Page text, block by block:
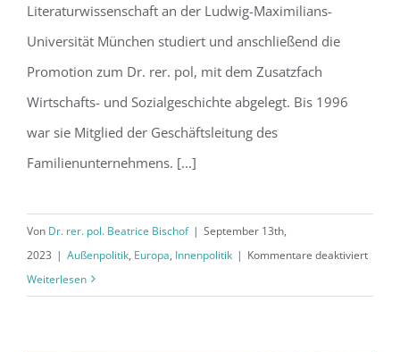
Literaturwissenschaft an der Ludwig-Maximilians-
Universität München studiert und anschließend die
Promotion zum Dr. rer. pol, mit dem Zusatzfach
Wirtschafts- und Sozialgeschichte abgelegt. Bis 1996
war sie Mitglied der Geschäftsleitung des
Familienunternehmens. [...]
Von Dr. rer. pol. Beatrice Bischof | September 13th,
2023 | Außenpolitik, Europa, Innenpolitik | Kommentare deaktiviertfür
Weiterlesen